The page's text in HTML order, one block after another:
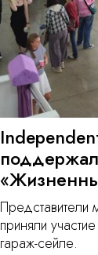
Представители
приняли
гараж-сейле.